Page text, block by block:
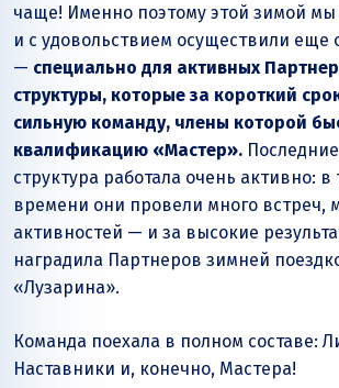
чаще! Именно поэтому этой зимой
и с удовольствием осуществили еще
— специально для активных
структуры, которые за короткий
сильную команду, члены которой
квалификацию «Мастер».
структура работала очень активно: в
времени они провели много встреч,
активностей — и за высокие
наградила Партнеров зимней
«Лузарина».
Команда поехала в полном составе:
Наставники и, конечно, Мастера!